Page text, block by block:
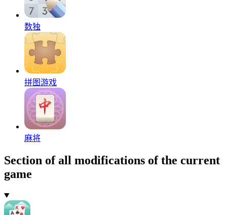
数独
拼图游戏
麻将
Section of all modifications of the current
game